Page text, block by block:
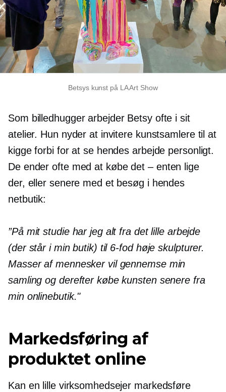
Betsys kunst på LA Art Show
Som billedhugger arbejder Betsy ofte i sit
atelier. Hun nyder at invitere kunstsamlere til at
kigge forbi for at se hendes arbejde personligt.
De ender ofte med at købedet – enten lige
der, eller senere med et besøg i hendes
netbutik:
”På mit studie har jeg alt fra det lille arbejde
(der står i min butik) til 6-fodhøje skulpturer.
Masser af mennesker vil gennemse min
samling og derefter købe kunsten senere fra
min onlinebutik."
Markedsføring af
produktet online
Kan en lille virksomhedsejer markedsføre